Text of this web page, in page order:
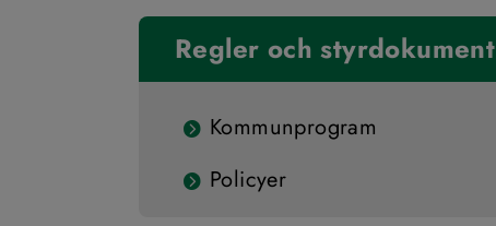
Regler och styrdokument
Kommunprogram
Policyer